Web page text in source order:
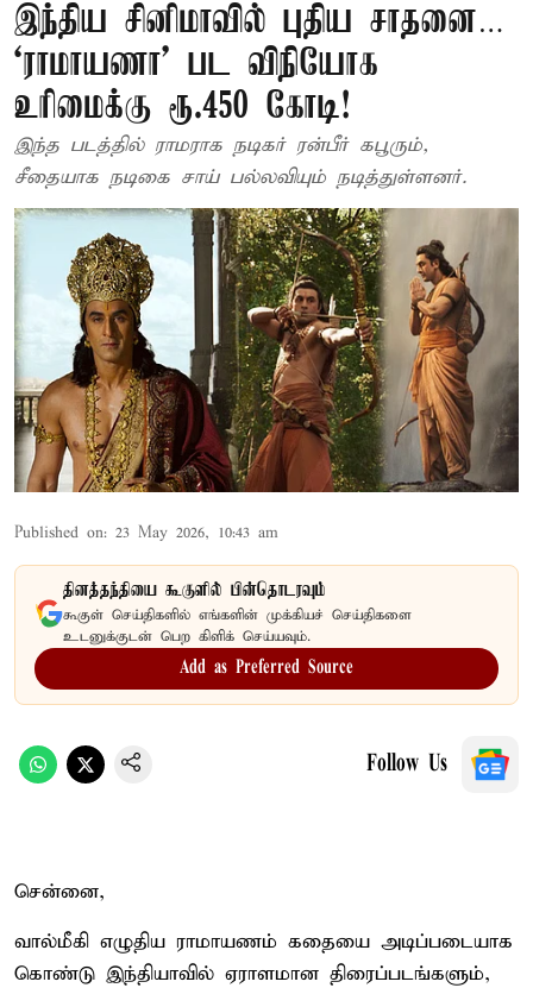
இந்திய சினிமாவில் புதிய சாதனை…
‘ராமாயணா’ பட விநியோக
உரிமைக்கு ரூ.450 கோடி!
இந்த படத்தில் ராமராக நடிகர் ரன்பீர் கபூரும்,
சீதையாக நடிகை சாய் பல்லவியும் நடித்துள்ளனர்.
Published on: 23 May 2026, 10:43 am
தினத்தந்தியை கூகுளில் பின்தொடரவும்
கூகுள் செய்திகளில் எங்களின் முக்கியச் செய்திகளை
உடனுக்குடன் பெற கிளிக் செய்யவும்.
Add as Preferred Source
Follow Us
சென்னை,
வால்மீகி எழுதிய ராமாயணம் கதையை அடிப்படையாக
கொண்டு இந்தியாவில் ஏராளமான திரைப்படங்களும்,